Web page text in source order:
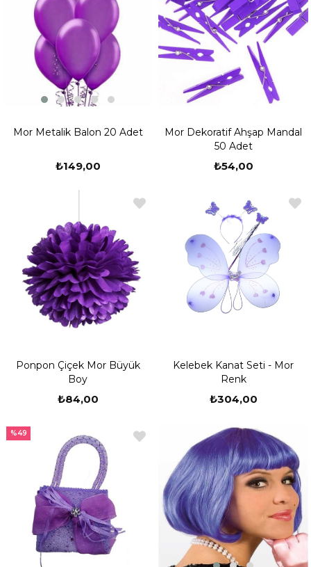
Mor Metalik Balon 20 Adet
₺149,00
Mor Dekoratif Ahşap Mandal
50 Adet
₺54,00
Ponpon Çiçek Mor Büyük
Boy
₺84,00
Kelebek Kanat Seti - Mor
Renk
₺304,00
%49